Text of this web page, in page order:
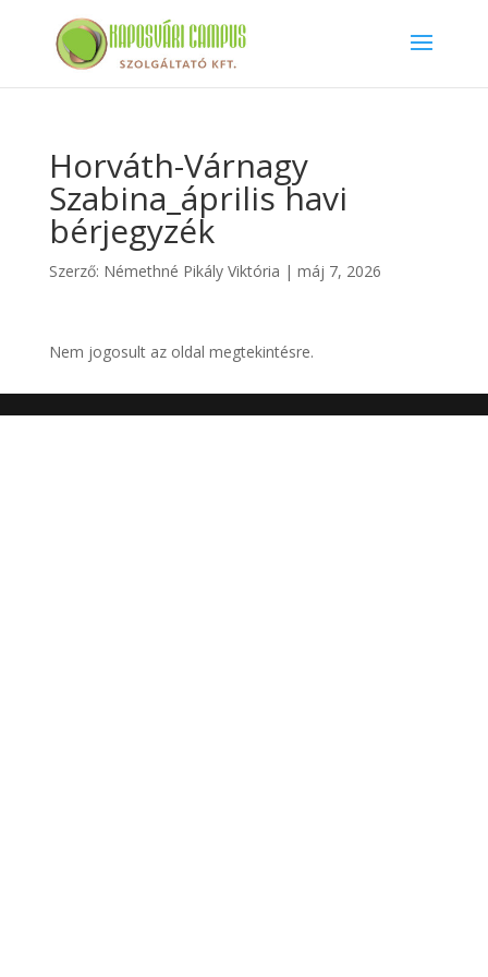
Horváth-Várnagy
Szabina_április havi
bérjegyzék
Szerző: Némethné Pikály Viktória | máj 7, 2026
Nem jogosult az oldal megtekintésre.